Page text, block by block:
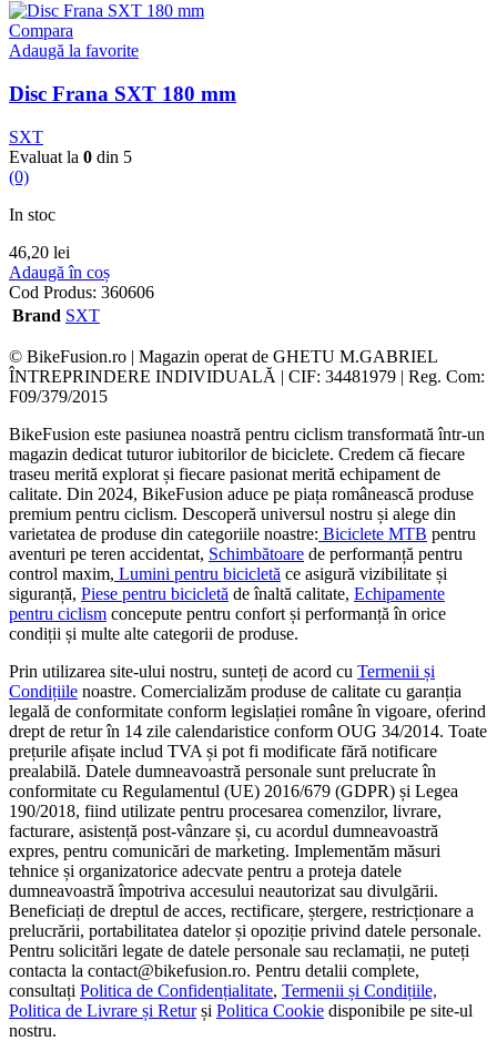
Compara
Adaugă la favorite
Disc Frana SXT 180 mm
SXT
Evaluat la 0 din 5
(0)
In stoc
46,20 lei
Adaugă în coș
Cod Produs: 360606
Brand SXT
© BikeFusion.ro | Magazin operat de GHETU M.GABRIEL
ÎNTREPRINDERE INDIVIDUALĂ | CIF: 34481979 | Reg. Com:
F09/379/2015
BikeFusion este pasiunea noastră pentru ciclism transformată într-un
magazin dedicat tuturor iubitorilor de biciclete. Credem că fiecare
traseu merită explorat și fiecare pasionat merită echipament de
calitate. Din 2024, BikeFusion aduce pe piața românească produse
premium pentru ciclism. Descoperă universul nostru și alege din
varietatea de produse din categoriile noastre: Biciclete MTB pentru
aventuri pe teren accidentat, Schimbătoare de performanță pentru
control maxim, Lumini pentru bicicletă ce asigură vizibilitate și
siguranță, Piese pentru bicicletă de înaltă calitate, Echipamente
pentru ciclism concepute pentru confort și performanță în orice
condiții și multe alte categorii de produse.
Prin utilizarea site-ului nostru, sunteți de acord cu Termenii și
Condițiile noastre. Comercializăm produse de calitate cu garanția
legală de conformitate conform legislației române în vigoare, oferind
drept de retur în 14 zile calendaristice conform OUG 34/2014. Toate
prețurile afișate includ TVA și pot fi modificate fără notificare
prealabilă. Datele dumneavoastră personale sunt prelucrate în
conformitate cu Regulamentul (UE) 2016/679 (GDPR) și Legea
190/2018, fiind utilizate pentru procesarea comenzilor, livrare,
facturare, asistență post-vânzare și, cu acordul dumneavoastră
expres, pentru comunicări de marketing. Implementăm măsuri
tehnice și organizatorice adecvate pentru a proteja datele
dumneavoastră împotriva accesului neautorizat sau divulgării.
Beneficiați de dreptul de acces, rectificare, ștergere, restricționare a
prelucrării, portabilitatea datelor și opoziție privind datele personale.
Pentru solicitări legate de datele personale sau reclamații, ne puteți
contacta la contact@bikefusion.ro. Pentru detalii complete,
consultați Politica de Confidențialitate, Termenii și Condițiile,
Politica de Livrare și Returși Politica Cookie disponibile pe site-ul
nostru.